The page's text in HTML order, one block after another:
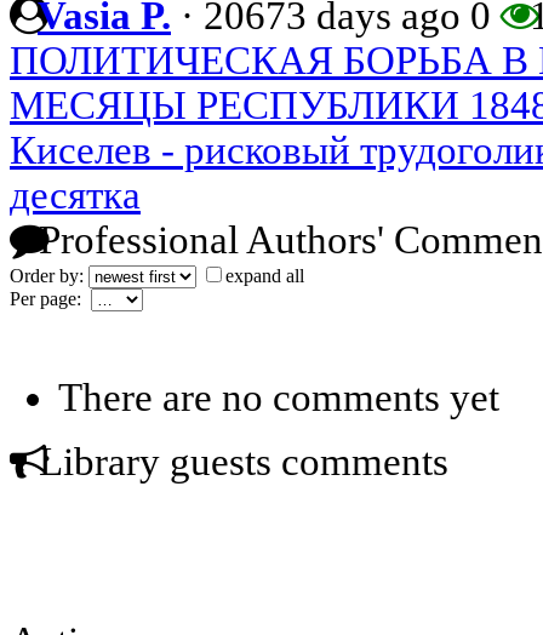
Vasia P. · 20673 days ago 0
ПОЛИТИЧЕСКАЯ БОРЬБА
МЕСЯЦЫ РЕСПУБЛИКИ
Киселев - рисковый
десятка
Professional Authors'
Order by:
expand all
Per page:
There are no comments yet
Library guests comments